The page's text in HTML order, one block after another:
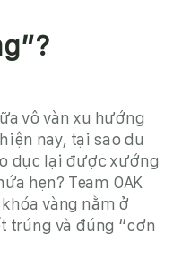
vô vàn xu hướng
nay, tại sao du
dục lại được xướng
hẹn? Team OAK
vàng nằm ở
trúng và đúng “cơn